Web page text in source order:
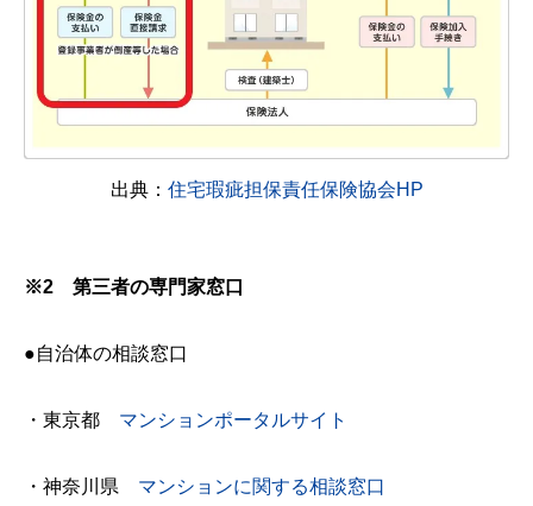
出典： 住宅瑕疵担保責任保険協会HP
※2 第三者の専門家窓口
●自治体の相談窓口
・東京都 マンションポータルサイト
・神奈川県 マンションに関する相談窓口